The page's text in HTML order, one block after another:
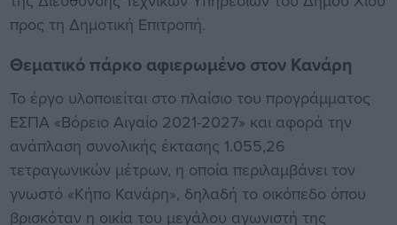
προς τη Δημοτική Επιτροπή.
Θεματικό πάρκο αφιερωμένο στον Κανάρη
Το έργο υλοποιείται στο πλαίσιο του προγράμματος
ΕΣΠΑ «Βόρειο Αιγαίο 2021-2027» και αφορά την
ανάπλαση συνολικής έκτασης 1.055,26
τετραγωνικών μέτρων, η οποία περιλαμβάνει τον
γνωστό «Κήπο Κανάρη», δηλαδή το οικόπεδο όπου
βρισκόταν η οικία του μεγάλου αγωνιστή της